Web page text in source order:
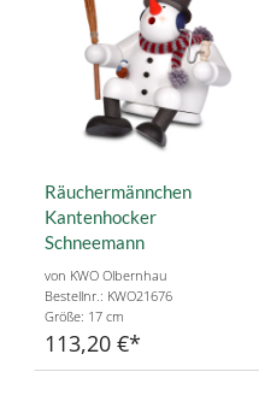
Räuchermännchen
Kantenhocker
Schneemann
von KWO Olbernhau
Bestellnr.: KWO21676
Größe: 17 cm
113,20 €